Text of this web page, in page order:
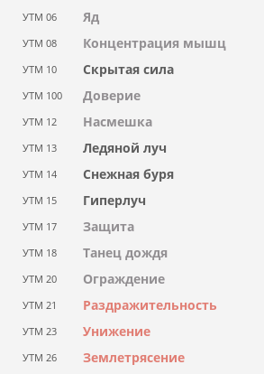
УТМ 06 Яд
УТМ 08 Концентрация мышц
УТМ 10 Скрытая сила
УТМ 100 Доверие
УТМ 12 Насмешка
УТМ 13 Ледяной луч
УТМ 14 Снежная буря
УТМ 15 Гиперлуч
УТМ 17 Защита
УТМ 18 Танец дождя
УТМ 20 Ограждение
УТМ 21 Раздражительность
УТМ 23 Унижение
УТМ 26 Землетрясение